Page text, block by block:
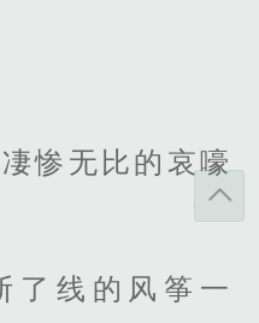
惨无比的哀嚎
了线的风筝一